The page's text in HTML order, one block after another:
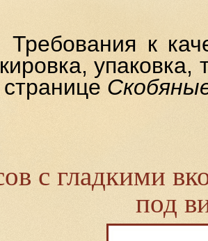
к
упаковка,
с гладкими
под